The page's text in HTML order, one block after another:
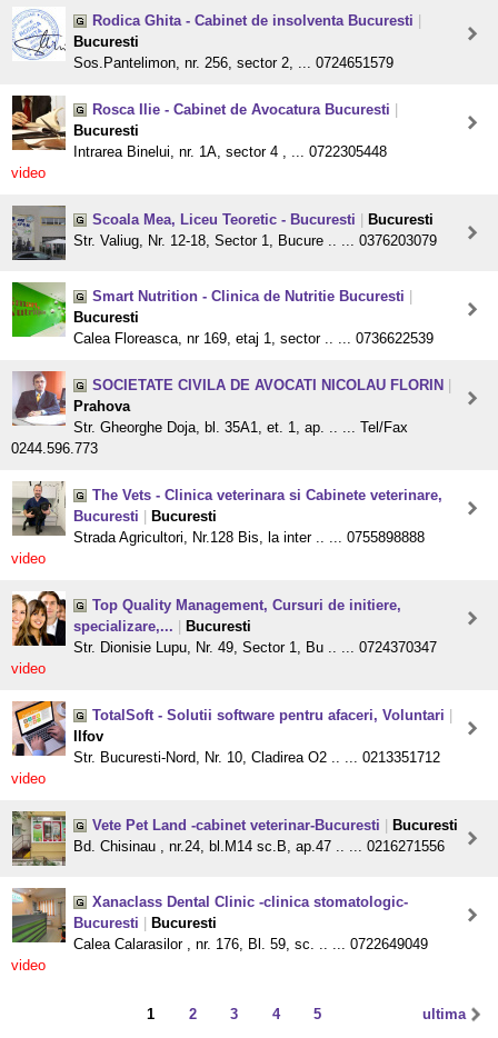
Rodica Ghita - Cabinet de insolventa Bucuresti
Bucuresti
Sos.Pantelimon, nr. 256, sector 2, ... 0724651579
Rosca Ilie - Cabinet de Avocatura Bucuresti
Bucuresti
Intrarea Binelui, nr. 1A, sector 4 , ... 0722305448
video
Scoala Mea, Liceu Teoretic - Bucuresti
Bucuresti
Str. Valiug, Nr. 12-18, Sector 1, Bucure .. ... 0376203079
Smart Nutrition - Clinica de Nutritie Bucuresti
Bucuresti
Calea Floreasca, nr 169, etaj 1, sector .. ... 0736622539
SOCIETATE CIVILA DE AVOCATI NICOLAU FLORIN
Prahova
Str. Gheorghe Doja, bl. 35A1, et. 1, ap. .. ... Tel/Fax
0244.596.773
The Vets - Clinica veterinara si Cabinete veterinare,
Bucuresti
Bucuresti
Strada Agricultori, Nr.128 Bis, la inter .. ... 0755898888
video
Top Quality Management, Cursuri de initiere,
specializare,...
Bucuresti
Str. Dionisie Lupu, Nr. 49, Sector 1, Bu .. ... 0724370347
video
TotalSoft - Solutii software pentru afaceri, Voluntari
Ilfov
Str. Bucuresti-Nord, Nr. 10, Cladirea O2 .. ... 0213351712
video
Vete Pet Land -cabinet veterinar-Bucuresti
Bucuresti
Bd. Chisinau , nr.24, bl.M14 sc.B, ap.47 .. ... 0216271556
Xanaclass Dental Clinic -clinica stomatologic-
Bucuresti
Bucuresti
Calea Calarasilor , nr. 176, Bl. 59, sc. .. ... 0722649049
video
ultima
1 2 3 4 5